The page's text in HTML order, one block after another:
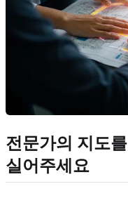
전문가의 지도
실어주세요